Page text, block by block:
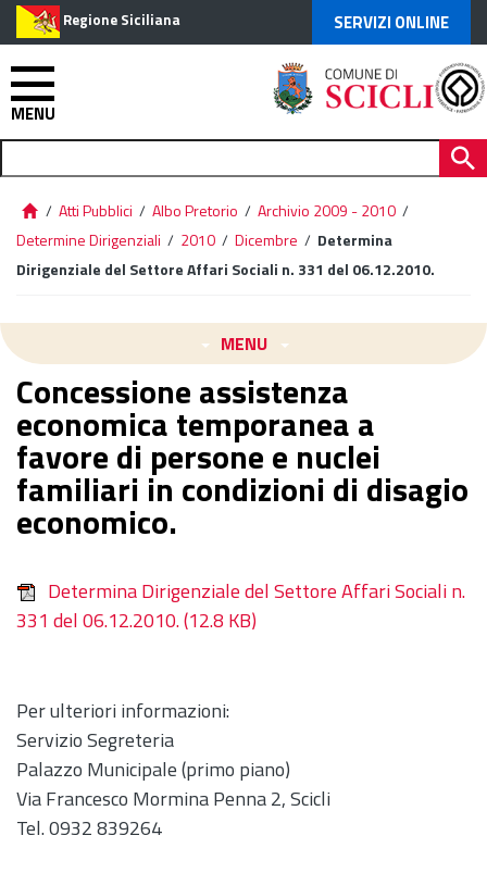
Regione Siciliana SERVIZI ONLINE
MENU
/ Atti Pubblici / Albo Pretorio / Archivio 2009 - 2010 /
Determine Dirigenziali / 2010 / Dicembre / Determina
Dirigenziale del Settore Affari Sociali n. 331 del 06.12.2010.
MENU
Concessione assistenza
economica temporanea a
favore di persone e nuclei
familiari in condizioni di disagio
economico.
Determina Dirigenziale del Settore Affari Sociali n.
331 del 06.12.2010.(12.8 KB)
Per ulteriori informazioni:
Servizio Segreteria
Palazzo Municipale (primo piano)
Via Francesco Mormina Penna 2, Scicli
Tel. 0932 839264